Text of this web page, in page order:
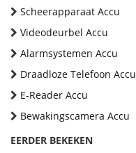
Scheerapparaat Accu
Videodeurbel Accu
Alarmsystemen Accu
Draadloze Telefoon Accu
E-Reader Accu
Bewakingscamera Accu
EERDER BEKEKEN